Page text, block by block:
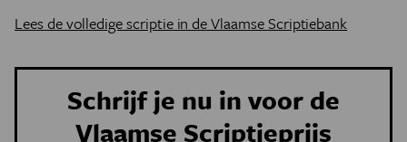
Lees de volledige scriptie in de Vlaamse Scriptiebank
Schrijf je nu in voor de
Vlaamse Scriptieprijs